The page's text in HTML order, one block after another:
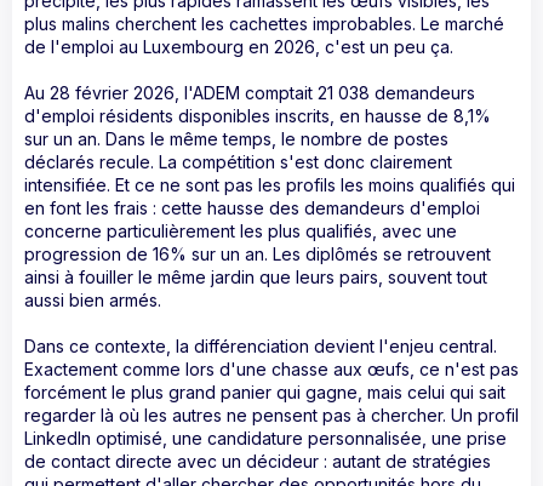
plus malins cherchent les cachettes improbables. Le marché
de l'emploi au Luxembourg en 2026, c'est un peu ça.
Au 28 février 2026, l'ADEM comptait 21 038 demandeurs
d'emploi résidents disponibles inscrits, en hausse de 8,1%
sur un an. Dans le même temps, le nombre de postes
déclarés recule. La compétition s'est donc clairement
intensifiée. Et ce ne sont pas les profils les moins qualifiés qui
en font les frais : cette hausse des demandeurs d'emploi
concerne particulièrement les plus qualifiés, avec une
progression de 16% sur un an. Les diplômés se retrouvent
ainsi à fouiller le même jardin que leurs pairs, souvent tout
aussi bien armés.
Dans ce contexte, la différenciation devient l'enjeu central.
Exactement comme lors d'une chasse aux œufs, ce n'est pas
forcément le plus grand panier qui gagne, mais celui qui sait
regarder là où les autres ne pensent pas à chercher. Un profil
LinkedIn optimisé, une candidature personnalisée, une prise
de contact directe avec un décideur : autant de stratégies